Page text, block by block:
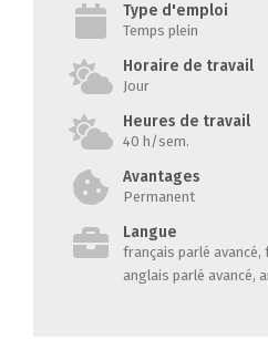
Type d'emploi
Temps plein
Horaire de travail
Jour
Heures de travail
40 h/sem.
Avantages
Permanent
Langue
français parlé avancé,
anglais parlé avancé,